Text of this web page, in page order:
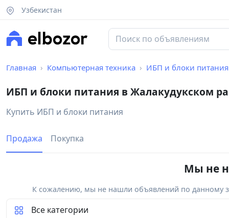
Узбекистан
Главная Компьютерная техника ИБП и блоки питания
ИБП и блоки питания в Жалакудукском
Купить ИБП и блоки питания
Продажа Покупка
Мы не
К сожалению, мы не нашли объявлений по данному
Все категории